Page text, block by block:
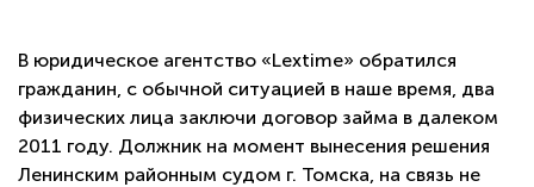
В юридическое агентство «Lextime» обратился
гражданин, с обычной ситуацией в наше время, два
физических лица заключи договор займа в далеком
2011 году. Должник на момент вынесения решения
Ленинским районным судом г. Томска, на связь не